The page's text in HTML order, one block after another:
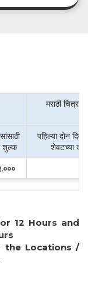
मराठी
शुल्क
पहिल्या दोन
शेवटच्या
12 Hours and
the Locations /